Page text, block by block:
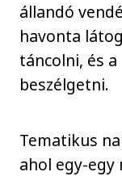
állandó
havonta
táncolni, és
beszélgetni.
Tematikus
ahol egy-egy